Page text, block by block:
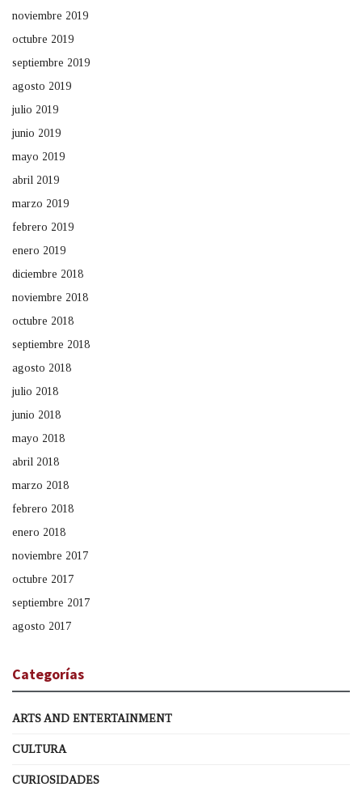
noviembre 2019
octubre 2019
septiembre 2019
agosto 2019
julio 2019
junio 2019
mayo 2019
abril 2019
marzo 2019
febrero 2019
enero 2019
diciembre 2018
noviembre 2018
octubre 2018
septiembre 2018
agosto 2018
julio 2018
junio 2018
mayo 2018
abril 2018
marzo 2018
febrero 2018
enero 2018
noviembre 2017
octubre 2017
septiembre 2017
agosto 2017
Categorías
ARTS AND ENTERTAINMENT
CULTURA
CURIOSIDADES